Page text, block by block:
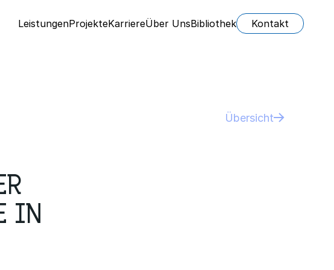
LeistungenProjekteKarriereÜber UnsBibliothek Kontakt
Übersicht
IN